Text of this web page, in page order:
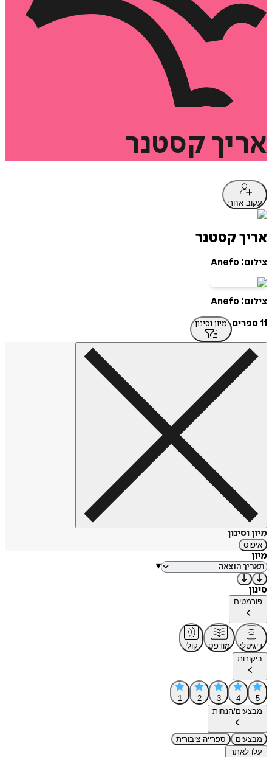
אריך קסטנר
עקוב אחרי
אריך קסטנר
צילום: Anefo
צילום: Anefo
11 ספרים
מיון וסינון
מיון וסינון
איפוס
מיון
▾
סינון
פורמטים
דיגיטלי מודפס
קולי
ביקורות
5
4
3
2
1
מבצעים/הנחות
מבצעים
ספרייה ציבורית
עלו לאתר